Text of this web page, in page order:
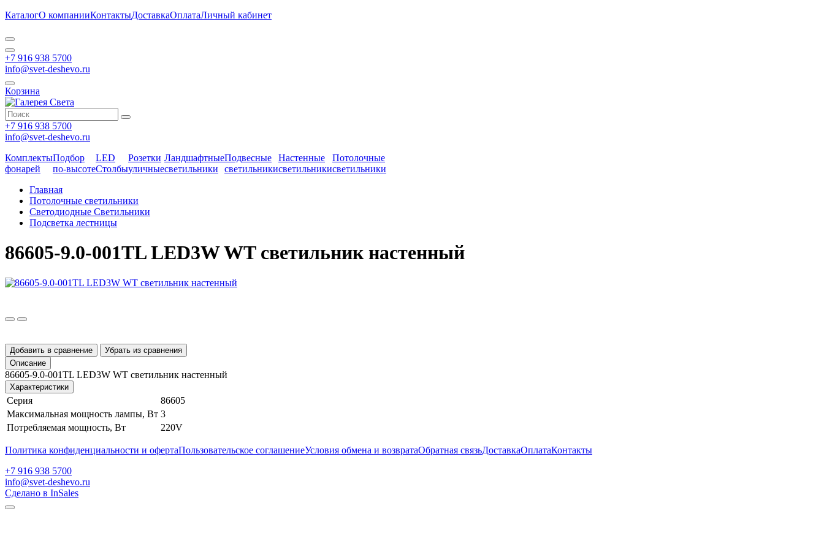
КаталогО компанииКонтактыДоставкаОплатаЛичный кабинет
+7 916 938 5700
info@svet-deshevo.ru
Корзина
+7 916 938 5700
info@svet-deshevo.ru
Комплекты
фонарей
Подбор
по-высоте
LED
Столбы
Розетки
уличные
Ландшафтные
светильники
Подвесные
светильники
Настенные
светильники
Потолочные
светильники
Главная
Потолочные светильники
Светодиодные Светильники
Подсветка лестницы
86605-9.0-001TL LED3W WT светильник настенный
Добавить в сравнение
Убрать из сравнения
Описание
86605-9.0-001TL LED3W WT светильник настенный
Характеристики
Серия
86605
Максимальная мощность лампы, Вт 3
Потребляемая мощность, Вт
220V
Политика конфиденциальности и офертаПользовательское соглашениеУсловия обмена и возвратаОбратная связьДоставкаОплатаКонтакты
+7 916 938 5700
info@svet-deshevo.ru
Сделано в InSales